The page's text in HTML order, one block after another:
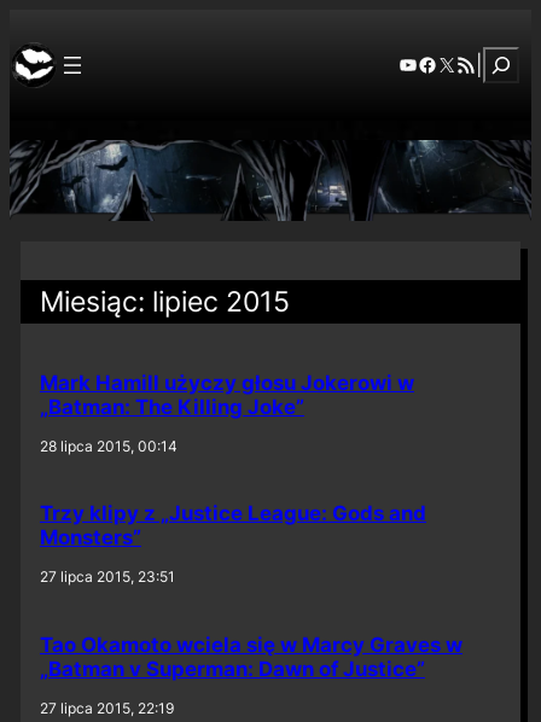
YouTube
Facebook
X RSS Feed
Miesiąc: lipiec 2015
Mark Hamill użyczy głosu Jokerowi w
„Batman: The Killing Joke”
28 lipca 2015, 00:14
Trzy klipy z „Justice League: Gods and
Monsters”
27 lipca 2015, 23:51
Tao Okamoto wciela się w Marcy Graves w
„Batman v Superman: Dawn of Justice”
27 lipca 2015, 22:19